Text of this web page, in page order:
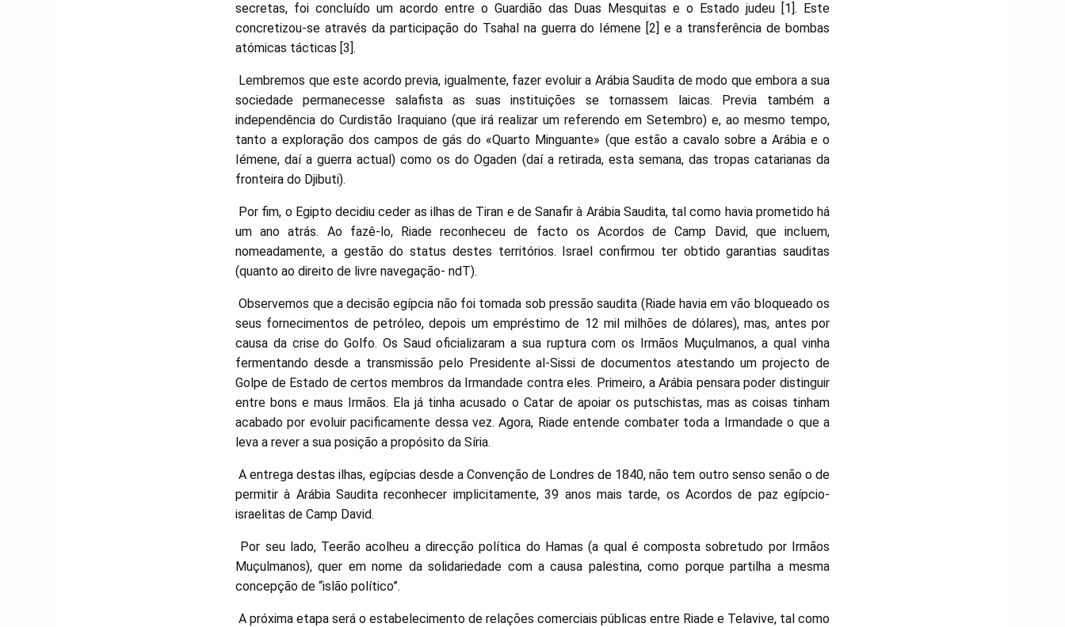
secretas, foi concluído um acordo entre o Guardião das Duas Mesquitas e o Estado judeu [1]. Este
concretizou-se através da participação do Tsahal na guerra do Iémene [2] e a transferência de bombas
atómicas tácticas [3].
Lembremos que este acordo previa, igualmente, fazer evoluir a Arábia Saudita de modo que embora a sua
sociedade permanecesse salafista as suas instituições se tornassem laicas. Previa também a
independência do Curdistão Iraquiano (que irá realizar um referendo em Setembro) e, ao mesmo tempo,
tanto a exploração dos campos de gás do «Quarto Minguante» (que estão a cavalo sobre a Arábia e o
Iémene, daí a guerra actual) como os do Ogaden (daí a retirada, esta semana, das tropas catarianas da
fronteira do Djibuti).
Por fim, o Egipto decidiu ceder as ilhas de Tiran e de Sanafir à Arábia Saudita, tal como havia prometido há
um ano atrás. Ao fazê-lo, Riade reconheceu de facto os Acordos de Camp David, que incluem,
nomeadamente, a gestão do status destes territórios. Israel confirmou ter obtido garantias sauditas
(quanto ao direito de livre navegação- ndT).
Observemos que a decisão egípcia não foi tomada sob pressão saudita (Riade havia em vão bloqueado os
seus fornecimentos de petróleo, depois um empréstimo de 12 mil milhões de dólares), mas, antes por
causa da crise do Golfo. Os Saud oficializaram a sua ruptura com os Irmãos Muçulmanos, a qual vinha
fermentando desde a transmissão pelo Presidente al-Sissi de documentos atestando um projecto de
Golpe de Estado de certos membros da Irmandade contra eles. Primeiro, a Arábia pensara poder distinguir
entre bons e maus Irmãos. Ela já tinha acusado o Catar de apoiar os putschistas, mas as coisas tinham
acabado por evoluir pacificamente dessa vez. Agora, Riade entende combater toda a Irmandade o que a
leva a rever a sua posição a propósito da Síria.
A entrega destas ilhas, egípcias desde a Convenção de Londres de 1840, não tem outro senso senão o de
permitir à Arábia Saudita reconhecer implicitamente, 39 anos mais tarde, os Acordos de paz egípcio-
israelitas de Camp David.
Por seu lado, Teerão acolheu a direcção política do Hamas (a qual é composta sobretudo por Irmãos
Muçulmanos), quer em nome da solidariedade com a causa palestina, como porque partilha a mesma
concepção de “islão político”.
A próxima etapa será o estabelecimento de relações comerciais públicas entre Riade e Telavive, tal como